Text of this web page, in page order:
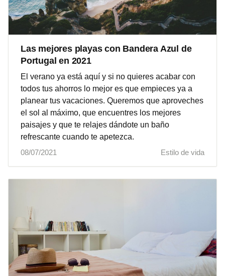
Las mejores playas con Bandera Azul de
Portugal en 2021
El verano ya está aquí y si no quieres acabar con
todos tus ahorros lo mejor es que empieces ya a
planear tus vacaciones. Queremos que aproveches
el sol al máximo, que encuentres los mejores
paisajes y que te relajes dándote un baño
refrescante cuando te apetezca.
08/07/2021
Estilo de vida